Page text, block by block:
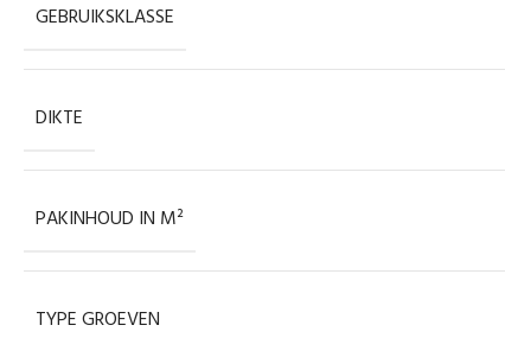
GEBRUIKSKLASSE
DIKTE
PAKINHOUD IN M²
TYPE GROEVEN